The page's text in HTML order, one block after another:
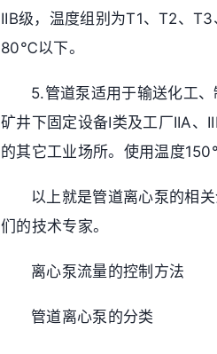
IIB级，温度组别为T1、T2、
80℃以下。
5.管道泵适用于输送化工
矿井下固定设备I类及工厂IIA、
的其它工业场所。使用温度
以上就是管道离心泵的相
们的技术专家。
离心泵流量的控制方法
管道离心泵的分类